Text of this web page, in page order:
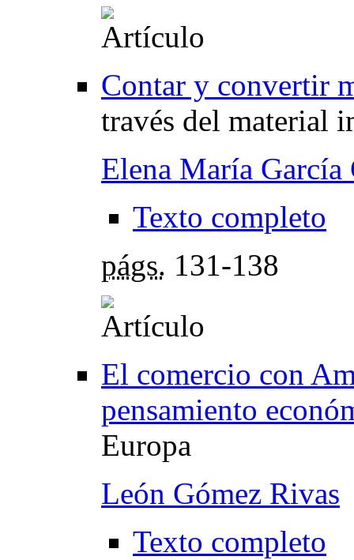
Contar y convertir
través del material
Elena María García
Texto completo
págs. 131-138
El comercio con
pensamiento
Europa
León Gómez Rivas
Texto completo